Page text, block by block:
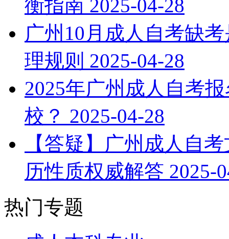
衡指南 2025-04-28
广州10月成人自考缺
理规则 2025-04-28
2025年广州成人自考
校？ 2025-04-28
【答疑】广州成人自
历性质权威解答 2025-
热门专题